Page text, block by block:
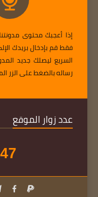
إذا أعجبك محتوى
فقط قم بإدخال بريدك
السريع ليصلك جديد
رساله بالضغط على الزر
عدد زوار الموقع
47